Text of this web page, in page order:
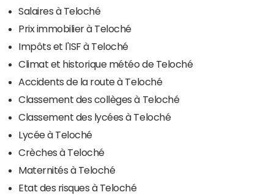
Salaires à Teloché
Prix immobilier à Teloché
Impôts et l'ISF à Teloché
Climat et historique météo de Teloché
Accidents de la route à Teloché
Classement des collèges à Teloché
Classement des lycées à Teloché
Lycée à Teloché
Crèches à Teloché
Maternités à Teloché
Etat des risques à Teloché